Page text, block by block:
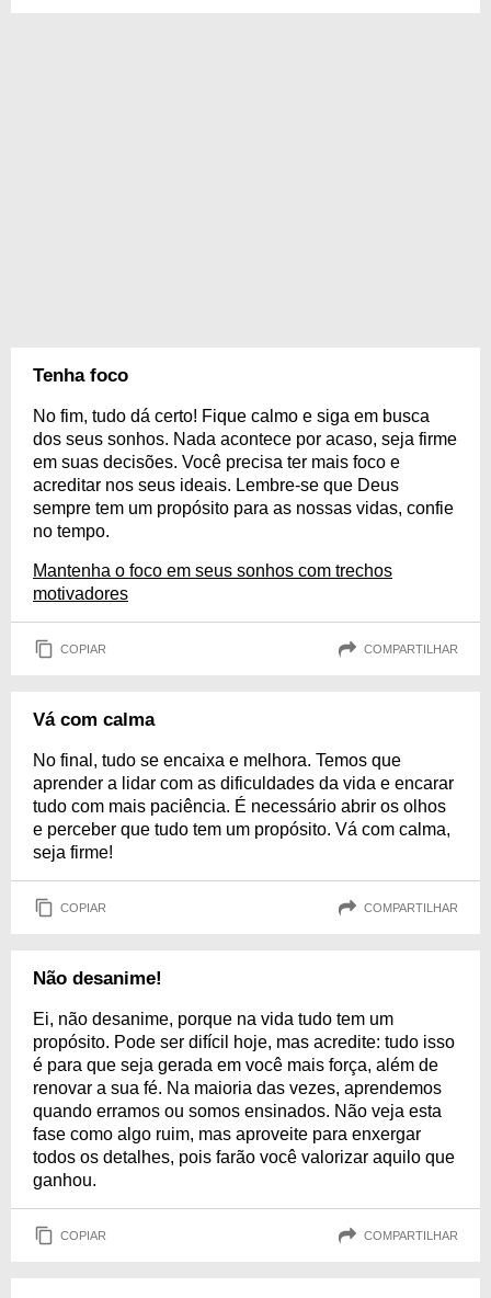
Tenha foco
No fim, tudo dá certo! Fique calmo e siga em busca
dos seus sonhos. Nada acontece por acaso, seja firme
em suas decisões. Você precisa ter mais foco e
acreditar nos seus ideais. Lembre-se que Deus
sempre tem um propósito para as nossas vidas, confie
no tempo.
Mantenha o foco em seus sonhos com trechos
motivadores
COPIAR COMPARTILHAR
Vá com calma
No final, tudo se encaixa e melhora. Temos que
aprender a lidar com as dificuldades da vida e encarar
tudo com mais paciência. É necessário abrir os olhos
e perceber que tudo tem um propósito. Vá com calma,
seja firme!
COPIAR COMPARTILHAR
Não desanime!
Ei, não desanime, porque na vida tudo tem um
propósito. Pode ser difícil hoje, mas acredite: tudo isso
é para que seja gerada em você mais força, além de
renovar a sua fé. Na maioria das vezes, aprendemos
quando erramos ou somos ensinados. Não veja esta
fase como algo ruim, mas aproveite para enxergar
todos os detalhes, pois farão você valorizar aquilo que
ganhou.
COPIAR COMPARTILHAR